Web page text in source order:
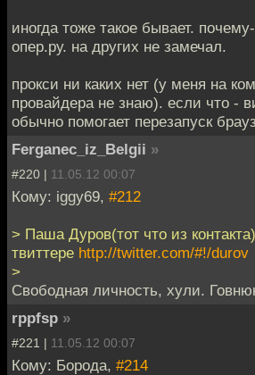
иногда тоже такое бывает.
опер.ру. на других не замечал.
прокси ни каких нет (у меня на
провайдера не знаю). если что -
обычно помогает перезапуск
Ferganec_iz_Belgii »
#220 | 11.05.12 00:07
Кому: iggy69, #212
> Паша Дуров(тот что из
твиттере http://twitter.com/#!/durov
>
Свободная личность, хули.
rppfsp »
#221 | 11.05.12 00:07
Кому: Борода, #214